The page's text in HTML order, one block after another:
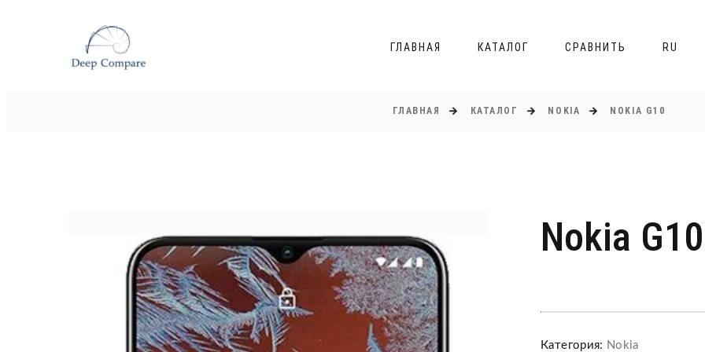
ГЛАВНАЯ КАТАЛОГ СРАВНИТЬ RU
ГЛАВНАЯ КАТАЛОГ NOKIA NOKIA G10
Nokia G10
Категория: Nokia